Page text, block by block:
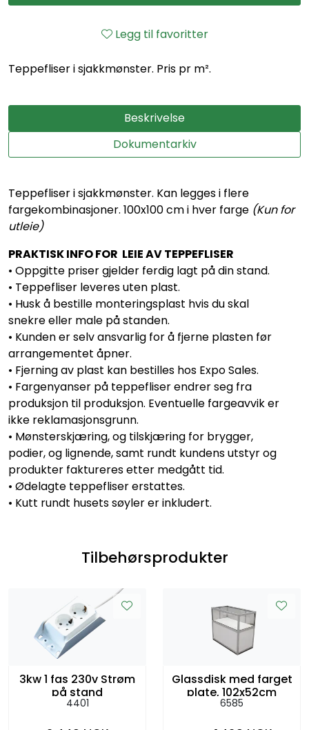
Legg til favoritter
Teppefliser i sjakkmønster. Pris pr m².
Beskrivelse
Dokumentarkiv
Teppefliser i sjakkmønster. Kan legges i flere
fargekombinasjoner. 100x100 cm i hver farge (Kun for
utleie)
PRAKTISK INFO FOR LEIE AV TEPPEFLISER
• Oppgitte priser gjelder ferdig lagt på din stand.
• Teppefliser leveres uten plast.
• Husk å bestille monteringsplast hvis du skal
snekre eller male på standen.
• Kunden er selv ansvarlig for å fjerne plasten før
arrangementet åpner.
• Fjerning av plast kan bestilles hos Expo Sales.
• Fargenyanser på teppefliser endrer seg fra
produksjon til produksjon. Eventuelle fargeavvik er
ikke reklamasjonsgrunn.
• Mønsterskjæring, og tilskjæring for brygger,
podier, og lignende, samt rundt kundens utstyr og
produkter faktureres etter medgått tid.
• Ødelagte teppefliser erstattes.
• Kutt rundt husets søyler er inkludert.
Tilbehørsprodukter
3kw 1 fas 230v Strøm
på stand
4401
Glassdisk med farget
plate, 102x52cm
h:93cm
6585